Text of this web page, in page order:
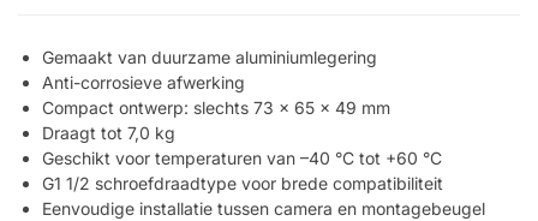
Gemaakt van duurzame aluminiumlegering
Anti-corrosieve afwerking
Compact ontwerp: slechts 73 × 65 × 49 mm
Draagt tot 7,0 kg
Geschikt voor temperaturen van –40 °C tot +60 °C
G1 1/2 schroefdraadtype voor brede compatibiliteit
Eenvoudige installatie tussen camera en montagebeugel